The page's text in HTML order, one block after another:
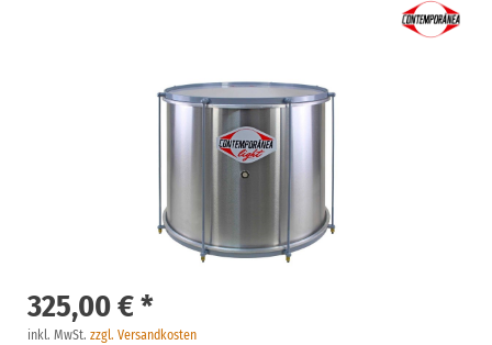
325,00 € *
inkl. MwSt. zzgl. Versandkosten